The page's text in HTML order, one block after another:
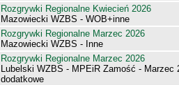
Rozgrywki Regionalne Kwiecień 2026
Mazowiecki WZBS - WOB+inne
Rozgrywki Regionalne Marzec 2026
Mazowiecki WZBS - Inne
Rozgrywki Regionalne Marzec 2026
Lubelski WZBS - MPEiR Zamość - Marzec
dodatkowe